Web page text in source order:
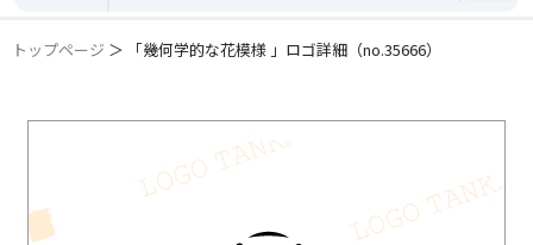
トップページ ＞ 「幾何学的な花模様 」ロゴ詳細（no.35666）